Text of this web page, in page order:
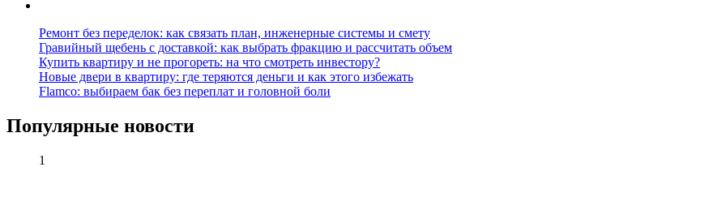
Ремонт без переделок: как связать план, инженерные системы и смету
Гравийный щебень с доставкой: как выбрать фракцию и рассчитать объем
Купить квартиру и не прогореть: на что смотреть инвестору?
Новые двери в квартиру: где теряются деньги и как этого избежать
Flamco: выбираем бак без переплат и головной боли
Популярные новости
1